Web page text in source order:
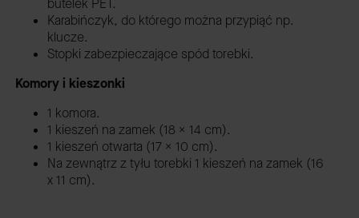
Karabińczyk, do którego można przypiąć np.
klucze.
Stopki zabezpieczające spód torebki.
Komory i kieszonki
1 komora.
1 kieszeń na zamek (18 x 14 cm).
1 kieszeń otwarta (17 x 10 cm).
Na zewnątrz z tyłu torebki 1 kieszeń na zamek (16
x 11 cm).